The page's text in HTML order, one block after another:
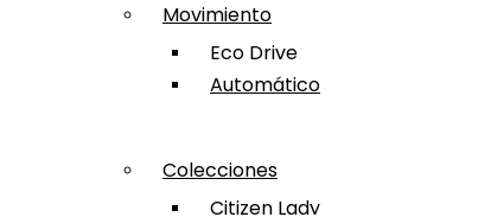
Movimiento
Eco Drive
Automático
Colecciones
Citizen Lady